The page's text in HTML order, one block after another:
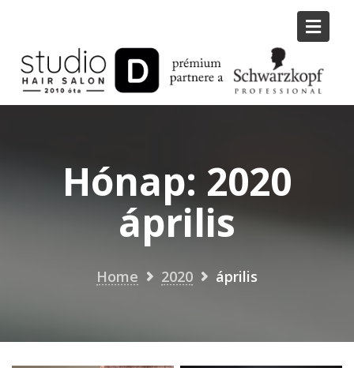
content
Hónap: 2020
április
Home 2020 április